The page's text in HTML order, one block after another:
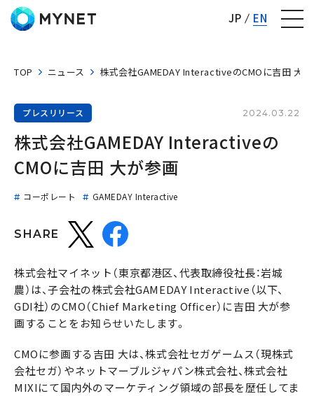
JP EN
TOP ニュース 株式会社GAMEDAY InteractiveのCMOに吉田 大
プレスリリース 2024.03.22
株式会社GAMEDAY Interactiveの
CMOに吉田 大が参画
コーポレート GAMEDAY Interactive
SHARE
株式会社マイネット（東京都港区、代表取締役社長：岩城
農）は、子会社の株式会社GAMEDAY Interactive（以下、
GDI社）のCMO（Chief Marketing Officer）に吉田 大が参
画することをお知らせいたします。
CMOに参画する吉田 大は、株式会社セガゲームス（現株式
会社セガ）やネットマーブルジャパン株式会社、株式会社
MIXIにて国内外のマーケティング領域の部長を歴任してま